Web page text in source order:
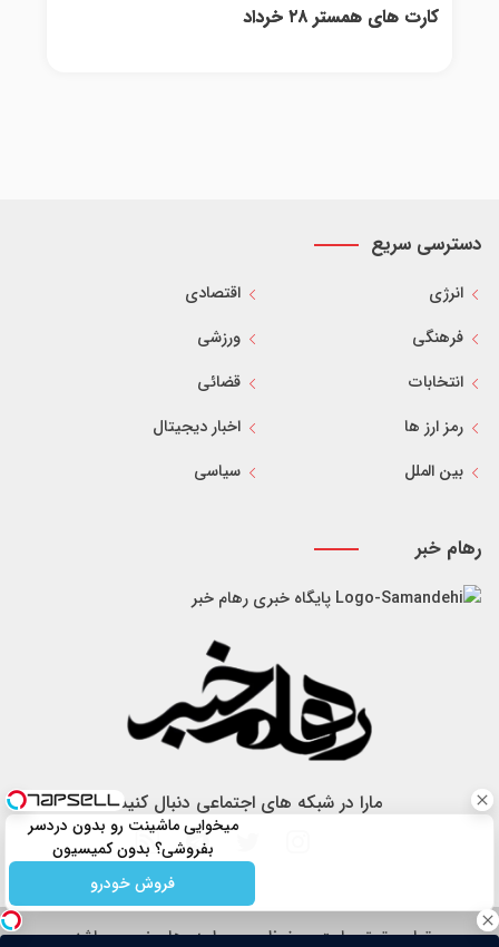
کارت های همستر ۲۸ خرداد
دسترسی سریع
انرژی
اقتصادی
فرهنگی
ورزشی
انتخابات
قضائی
رمز ارز ها
اخبار دیجیتال
بین الملل
سیاسی
رهام خبر
پایگاه خبری رهام خبر
مارا در شبکه های اجتماعی دنبال کنید
تمام حقوق سایت محفوظ و مربوط به رهام خبر می باشد.
میخوایی ماشینت رو بدون دردسر
بفروشی؟ بدون کمیسیون
فروش خودرو